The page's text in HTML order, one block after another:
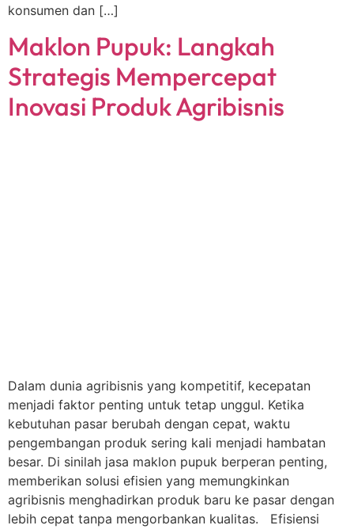
konsumen dan […]
Maklon Pupuk: Langkah
Strategis Mempercepat
Inovasi Produk Agribisnis
Dalam dunia agribisnis yang kompetitif, kecepatan
menjadi faktor penting untuk tetap unggul. Ketika
kebutuhan pasar berubah dengan cepat, waktu
pengembangan produk sering kali menjadi hambatan
besar. Di sinilah jasa maklon pupuk berperan penting,
memberikan solusi efisien yang memungkinkan
agribisnis menghadirkan produk baru ke pasar dengan
lebih cepat tanpa mengorbankan kualitas. Efisiensi